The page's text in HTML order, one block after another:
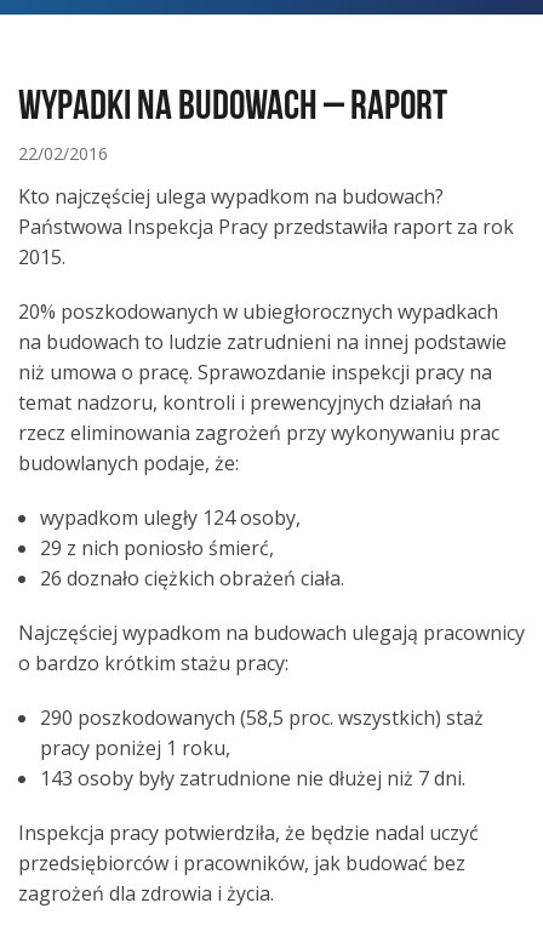
KONTAKT
Wypadki na budowach – raport
22/02/2016
Kto najczęściej ulega wypadkom na budowach?
Państwowa Inspekcja Pracy przedstawiła raport za rok
2015.
20% poszkodowanych w ubiegłorocznych wypadkach
na budowach to ludzie zatrudnieni na innej podstawie
niż umowa o pracę. Sprawozdanie inspekcji pracy na
temat nadzoru, kontroli i prewencyjnych działań na
rzecz eliminowania zagrożeń przy wykonywaniu prac
budowlanych podaje, że:
wypadkom uległy 124 osoby,
29 z nich poniosło śmierć,
26 doznało ciężkich obrażeń ciała.
Najczęściej wypadkom na budowach ulegają pracownicy
o bardzo krótkim stażu pracy:
290 poszkodowanych (58,5 proc. wszystkich) staż
pracy poniżej 1 roku,
143 osoby były zatrudnione nie dłużej niż 7 dni.
Inspekcja pracy potwierdziła, że będzie nadal uczyć
przedsiębiorców i pracowników, jak budować bez
zagrożeń dla zdrowia i życia.